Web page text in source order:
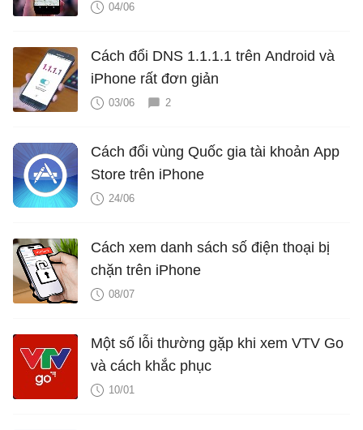
04/06
Cách đổi DNS 1.1.1.1 trên Android và
iPhone rất đơn giản
03/06 2
Cách đổi vùng Quốc gia tài khoản App
Store trên iPhone
24/06
Cách xem danh sách số điện thoại bị
chặn trên iPhone
08/07
Một số lỗi thường gặp khi xem VTV Go
và cách khắc phục
10/01